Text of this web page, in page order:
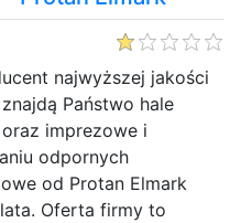
najwyższej jakości
Państwo hale
imprezowe i
odpornych
od Protan Elmark
Oferta firmy to